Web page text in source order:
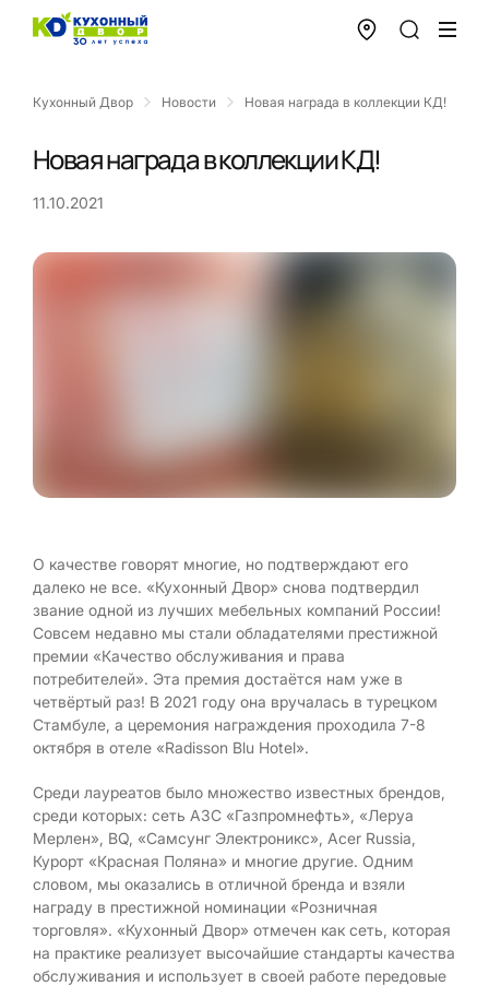
Кухонный Двор Новости Новая награда в коллекции КД!
Новая награда в коллекции КД!
11.10.2021
О качестве говорят многие, но подтверждают его
далеко не все. «Кухонный Двор» снова подтвердил
звание одной из лучших мебельных компаний России!
Совсем недавно мы стали обладателями престижной
премии «Качество обслуживания и права
потребителей». Эта премия достаётся нам уже в
четвёртый раз! В 2021 году она вручалась в турецком
Стамбуле, а церемония награждения проходила 7-8
октября в отеле «Radisson Blu Hotel».
Среди лауреатов было множество известных брендов,
среди которых: сеть АЗС «Газпромнефть», «Леруа
Мерлен», BQ, «Самсунг Электроникс», Acer Russia,
Курорт «Красная Поляна» и многие другие. Одним
словом, мы оказались в отличной бренда и взяли
награду в престижной номинации «Розничная
торговля». «Кухонный Двор» отмечен как сеть, которая
на практике реализует высочайшие стандарты качества
обслуживания и использует в своей работе передовые